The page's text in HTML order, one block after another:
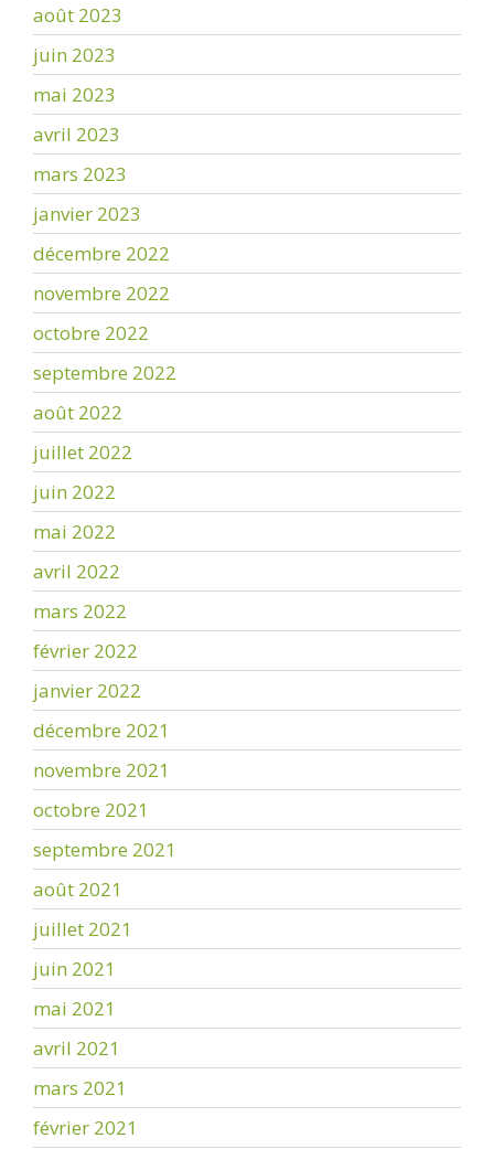
août 2023
juin 2023
mai 2023
avril 2023
mars 2023
janvier 2023
décembre 2022
novembre 2022
octobre 2022
septembre 2022
août 2022
juillet 2022
juin 2022
mai 2022
avril 2022
mars 2022
février 2022
janvier 2022
décembre 2021
novembre 2021
octobre 2021
septembre 2021
août 2021
juillet 2021
juin 2021
mai 2021
avril 2021
mars 2021
février 2021